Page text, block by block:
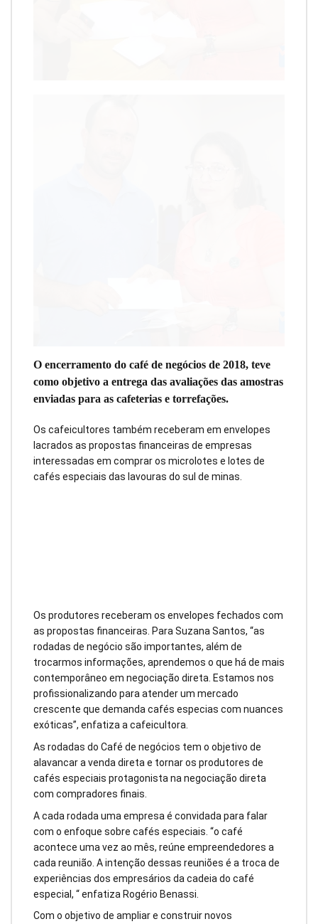
O encerramento do café de negócios de 2018, teve
como objetivo a entrega das avaliações das amostras
enviadas para as cafeterias e torrefações.
Os cafeicultores também receberam em envelopes
lacrados as propostas financeiras de empresas
interessadas em comprar os microlotes e lotes de
cafés especiais das lavouras do sul de minas.
Os produtores receberam os envelopes fechados com
as propostas financeiras. Para Suzana Santos, “as
rodadas de negócio são importantes, além de
trocarmos informações, aprendemos o que há de mais
contemporâneo em negociação direta. Estamos nos
profissionalizando para atender um mercado
crescente que demanda cafés especias com nuances
exóticas”, enfatiza a cafeicultora.
As rodadas do Café de negócios tem o objetivo de
alavancar a venda direta e tornar os produtores de
cafés especiais protagonista na negociação direta
com compradores finais.
A cada rodada uma empresa é convidada para falar
com o enfoque sobre cafés especiais. “o café
acontece uma vez ao mês, reúne empreendedores a
cada reunião. A intenção dessas reuniões é a troca de
experiências dos empresários da cadeia do café
especial, “ enfatiza Rogério Benassi.
Com o objetivo de ampliar e construir novos